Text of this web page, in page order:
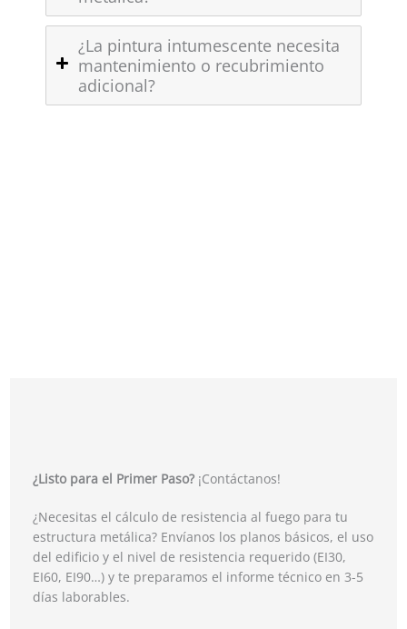
¿La pintura intumescente necesita
mantenimiento o recubrimiento
adicional?
¿Listo para el Primer Paso? ¡Contáctanos!
¿Necesitas el cálculo de resistencia al fuego para tu
estructura metálica? Envíanos los planos básicos, el uso
del edificio y el nivel de resistencia requerido (EI30,
EI60, EI90…) y te preparamos el informe técnico en 3-5
días laborables.